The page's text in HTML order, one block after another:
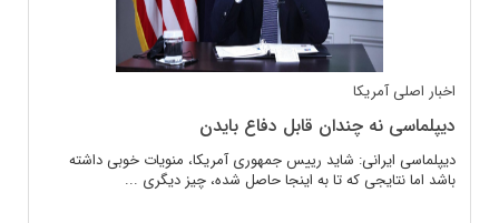
اخبار اصلیآمریکا
دیپلماسی نه چندان قابل دفاع بایدن
دیپلماسی ایرانی: شاید رییس جمهوری آمریکا، منویات خوبی داشته
باشد اما نتایجی که تا به اینجا حاصل شده، چیز دیگری ...